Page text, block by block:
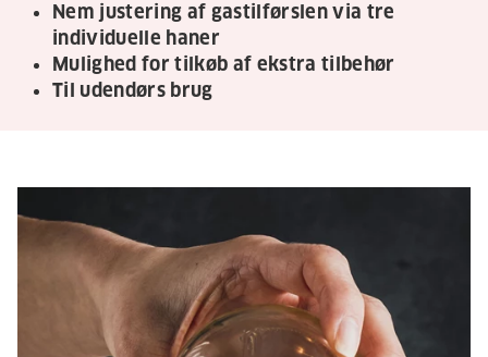
Nem justering af gastilførslen via tre
individuelle haner
Mulighed for tilkøb af ekstra tilbehør
Til udendørs brug